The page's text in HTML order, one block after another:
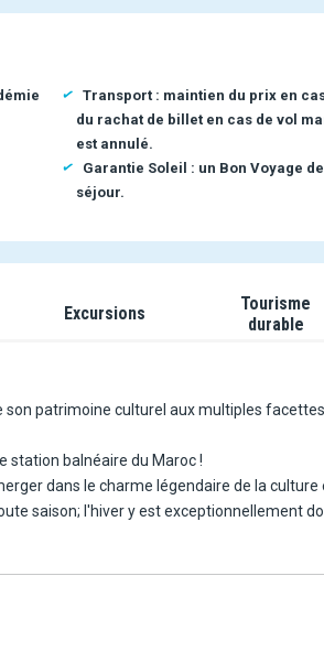
Transport : maintien du prix en
du rachat de billet en cas de vol
est annulé.
Garantie Soleil : un Bon Voyage
séjour.
Excursions
Tourisme
durable
patrimoine culturel aux multiples facettes.
station balnéaire du Maroc !
dans le charme légendaire de la culture
saison; l'hiver y est exceptionnellement
rencontre... Votre évasion vous
peu d'Agadir en vous.